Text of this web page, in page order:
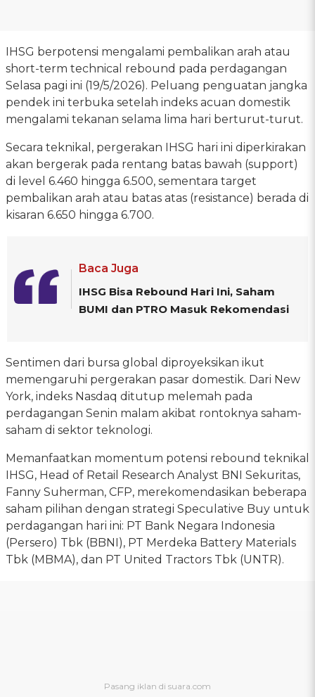
IHSG berpotensi mengalami pembalikan arah atau
short-term technical rebound pada perdagangan
Selasa pagi ini (19/5/2026). Peluang penguatan jangka
pendek ini terbuka setelah indeks acuan domestik
mengalami tekanan selama lima hari berturut-turut.
Secara teknikal, pergerakan IHSG hari ini diperkirakan
akan bergerak pada rentang batas bawah (support)
di level 6.460 hingga 6.500, sementara target
pembalikan arah atau batas atas (resistance) berada di
kisaran 6.650 hingga 6.700.
Baca Juga
IHSG Bisa Rebound Hari Ini, Saham
BUMI dan PTRO Masuk Rekomendasi
Sentimen dari bursa global diproyeksikan ikut
memengaruhi pergerakan pasar domestik. Dari New
York, indeks Nasdaq ditutup melemah pada
perdagangan Senin malam akibat rontoknya saham-
saham di sektor teknologi.
Memanfaatkan momentum potensi rebound teknikal
IHSG, Head of Retail Research Analyst BNI Sekuritas,
Fanny Suherman, CFP, merekomendasikan beberapa
saham pilihan dengan strategi Speculative Buy untuk
perdagangan hari ini: PT Bank Negara Indonesia
(Persero) Tbk (BBNI), PT Merdeka Battery Materials
Tbk (MBMA), dan PT United Tractors Tbk (UNTR).